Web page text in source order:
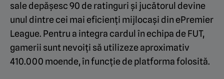
sale depășesc 90 de ratinguri și jucătorul devine
unul dintre cei mai eficienți mijlocași din ePremier
League. Pentru a integra cardul în echipa de FUT,
gamerii sunt nevoiți să utilizeze aproximativ
410.000 moende, în funcție de platforma folosită.